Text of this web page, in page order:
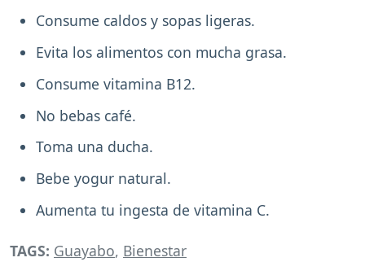
Consume caldos y sopas ligeras.
Evita los alimentos con mucha grasa.
Consume vitamina B12.
No bebas café.
Toma una ducha.
Bebe yogur natural.
Aumenta tu ingesta de vitamina C.
TAGS: Guayabo, Bienestar